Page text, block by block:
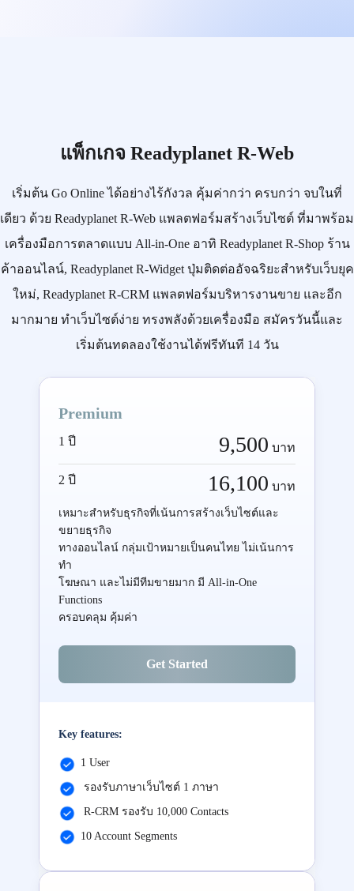
แพ็กเกจ Readyplanet R-Web
เริ่มต้น Go Onlineได้อย่างไร้กังวล คุ้มค่ากว่า ครบกว่า จบในที่
เดียว ด้วย Readyplanet R-Web แพลตฟอร์มสร้างเว็บไซต์ ที่มาพร้อม
เครื่องมือการตลาดแบบ All-in-Oneอาทิ Readyplanet R-Shopร้าน
ค้าออนไลน์, Readyplanet R-Widgetปุ่มติดต่ออัจฉริยะสำหรับเว็บยุค
ใหม่, Readyplanet R-CRMแพลตฟอร์มบริหารงานขาย และอีก
มากมาย ทำเว็บไซต์ง่าย ทรงพลังด้วยเครื่องมือ สมัครวันนี้และ
เริ่มต้นทดลองใช้งานได้ฟรีทันที 14 วัน
Premium
1 ปี 9,500 บาท
2 ปี 16,100 บาท
เหมาะสำหรับธุรกิจที่เน้นการสร้างเว็บไซต์และ
ขยายธุรกิจ
ทางออนไลน์ กลุ่มเป้าหมายเป็นคนไทย ไม่เน้นการ
ทำ
โฆษณา และไม่มีทีมขายมาก มี All-in-One
Functions
ครอบคลุม คุ้มค่า
Get Started
Key features:
1 User
รองรับภาษาเว็บไซต์ 1 ภาษา
R-CRM รองรับ 10,000 Contacts
10 Account Segments